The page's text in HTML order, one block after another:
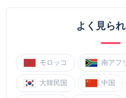
よく見ら
モロッコ 南アフ
大韓民国 中国